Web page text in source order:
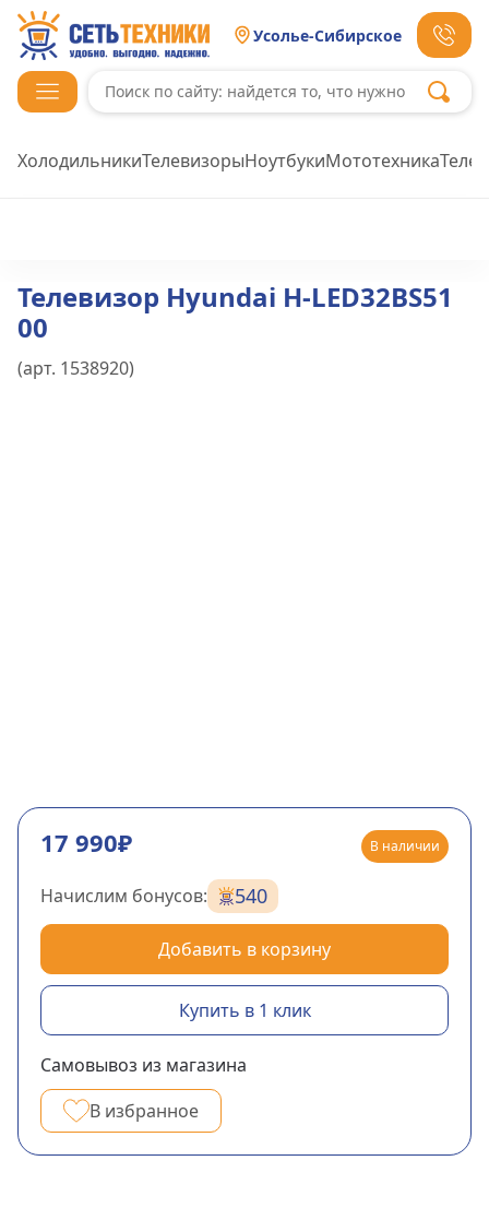
Усолье-Сибирское
ХолодильникиТелевизорыНоутбукиМототехника
Телевизор Hyundai H-LED32BS51
00
(арт. 1538920)
17 990₽ В наличии
Начислим бонусов: 540
Добавить в корзину
Купить в 1 клик
Самовывоз из магазина
В избранное